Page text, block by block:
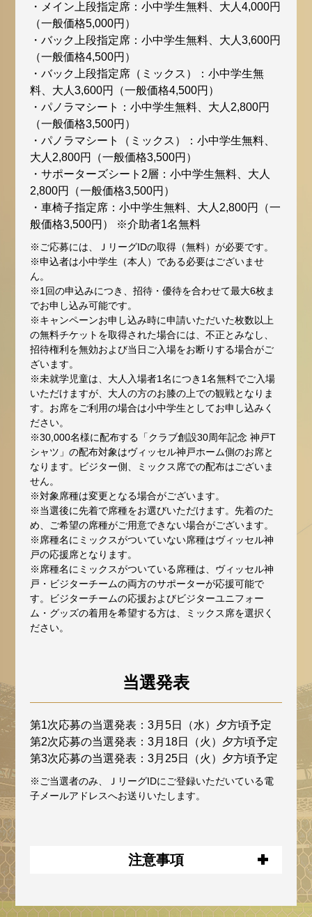
・メイン上段指定席：小中学生無料、大人4,000円
（一般価格5,000円）
・バック上段指定席：小中学生無料、大人3,600円
（一般価格4,500円）
・バック上段指定席（ミックス）：小中学生無
料、大人3,600円（一般価格4,500円）
・パノラマシート：小中学生無料、大人2,800円
（一般価格3,500円）
・パノラマシート（ミックス）：小中学生無料、
大人2,800円（一般価格3,500円）
・サポーターズシート2層：小中学生無料、大人
2,800円（一般価格3,500円）
・車椅子指定席：小中学生無料、大人2,800円（一
般価格3,500円） ※介助者1名無料
※ご応募には、ＪリーグIDの取得（無料）が必要です。
※申込者は小中学生（本人）である必要はございませ
ん。
※1回の申込みにつき、招待・優待を合わせて最大6枚ま
でお申し込み可能です。
※キャンペーンお申し込み時に申請いただいた枚数以上
の無料チケットを取得された場合には、不正とみなし、
招待権利を無効および当日ご入場をお断りする場合がご
ざいます。
※未就学児童は、大人入場者1名につき1名無料でご入場
いただけますが、大人の方のお膝の上での観戦となりま
す。お席をご利用の場合は小中学生としてお申し込みく
ださい。
※30,000名様に配布する「クラブ創設30周年記念 神戸T
シャツ」の配布対象はヴィッセル神戸ホーム側のお席と
なります。ビジター側、ミックス席での配布はございま
せん。
※対象席種は変更となる場合がございます。
※当選後に先着で席種をお選びいただけます。先着のた
め、ご希望の席種がご用意できない場合がございます。
※席種名にミックスがついていない席種はヴィッセル神
戸の応援席となります。
※席種名にミックスがついている席種は、ヴィッセル神
戸・ビジターチームの両方のサポーターが応援可能で
す。ビジターチームの応援およびビジターユニフォー
ム・グッズの着用を希望する方は、ミックス席を選択く
ださい。
当選発表
第1次応募の当選発表：3月5日（水）夕方頃予定
第2次応募の当選発表：3月18日（火）夕方頃予定
第3次応募の当選発表：3月25日（火）夕方頃予定
※ご当選者のみ、ＪリーグIDにご登録いただいている電
子メールアドレスへお送りいたします。
注意事項
（会員登録無料）が必要です。